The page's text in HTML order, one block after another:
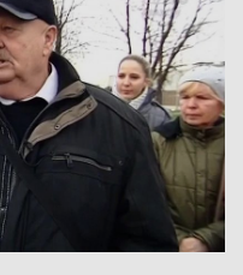
Witolda oraz sposób,
"na prostą".